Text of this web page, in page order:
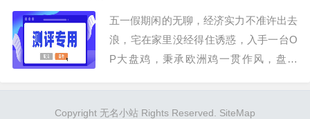
五一假期闲的无聊，经济实力不准许出去
浪，宅在家里没经得住诱惑，入手一台O
P大盘鸡，秉承欧洲鸡一贯作风，盘大
Copyright 无名小站 Rights Reserved. SiteMap